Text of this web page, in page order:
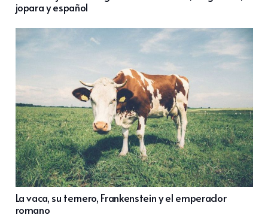
jopara y español
La vaca, su ternero, Frankenstein y el emperador
romano